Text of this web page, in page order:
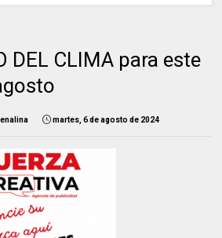
DEL CLIMA para este
martes, 6 de agosto de 2024